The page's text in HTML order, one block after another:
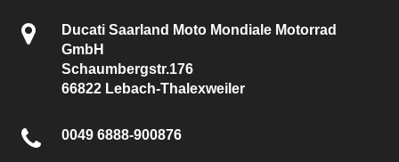
Ducati Saarland Moto Mondiale Motorrad
GmbH
Schaumbergstr.176
66822 Lebach-Thalexweiler
0049 6888-900876